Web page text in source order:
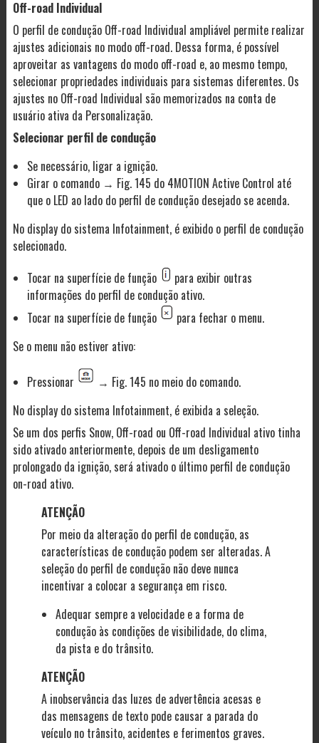
Off-road Individual
O perfil de condução Off-road Individual ampliável permite realizar
ajustes adicionais no modo off-road. Dessa forma, é possível
aproveitar as vantagens do modo off-road e, ao mesmo tempo,
selecionar propriedades individuais para sistemas diferentes. Os
ajustes no Off-road Individual são memorizados na conta de
usuário ativa da Personalização.
Selecionar perfil de condução
Se necessário, ligar a ignição.
Girar o comando → Fig. 145 do 4MOTION Active Control até
que o LED ao lado do perfil de condução desejado se acenda.
No display do sistema Infotainment, é exibido o perfil de condução
selecionado.
Tocar na superfície de função
para exibir outras
informações do perfil de condução ativo.
Tocar na superfície de função
para fechar o menu.
Se o menu não estiver ativo:
Pressionar
→ Fig. 145 no meio do comando.
No display do sistema Infotainment, é exibida a seleção.
Se um dos perfis Snow, Off-road ou Off-road Individual ativo tinha
sido ativado anteriormente, depois de um desligamento
prolongado da ignição, será ativado o último perfil de condução
on-road ativo.
ATENÇÃO
Por meio da alteração do perfil de condução, as
características de condução podem ser alteradas. A
seleção do perfil de condução não deve nunca
incentivar a colocar a segurança em risco.
Adequar sempre a velocidade e a forma de
condução às condições de visibilidade, do clima,
da pista e do trânsito.
ATENÇÃO
A inobservância das luzes de advertência acesas e
das mensagens de texto pode causar a parada do
veículo no trânsito, acidentes e ferimentos graves.